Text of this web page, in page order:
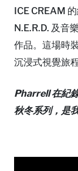
ICE CREAM
N.E.R.D. 及音
作品。這場時
沉浸式視覺旅程
Pharrell 在紀
秋冬系列，是